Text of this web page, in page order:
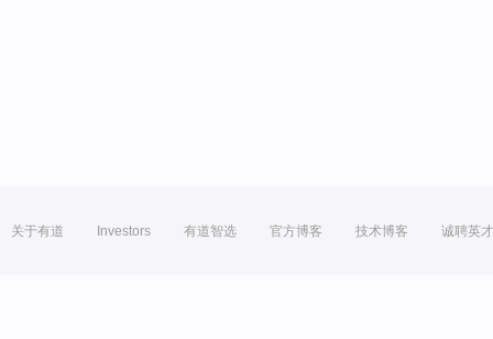
关于有道 Investors 有道智选 官方博客 技术博客 诚聘英才